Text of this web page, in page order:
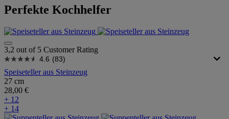
Perfekte Kochhelfer
3,2 out of 5 Customer Rating
4.6 (83)
Speiseteller aus Steinzeug
27 cm
28,00 €
+ 12
+ 14